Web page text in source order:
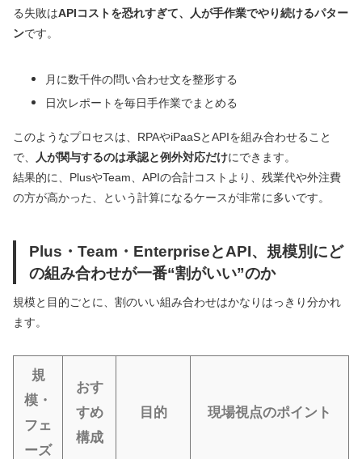
る失敗はAPIコストを恐れすぎて、人が手作業でやり続けるパター
ンです。
月に数千件の問い合わせ文を整形する
日次レポートを毎日手作業でまとめる
このようなプロセスは、RPAやiPaaSとAPIを組み合わせること
で、
人が関与するのは承認と例外対応だけにできます。
結果的に、PlusやTeam、APIの合計コストより、残業代や外注費
の方が高かった、という計算になるケースが非常に多いです。
Plus・Team・EnterpriseとAPI、規模別にど
の組み合わせが一番“割がいい”のか
規模と目的ごとに、割のいい組み合わせはかなりはっきり分かれ
ます。
規
模・
フェ
ーズ
おす
すめ
構成
目的 現場視点のポイント